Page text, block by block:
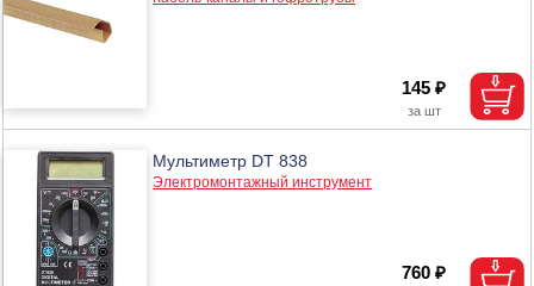
145 ₽
Мультиметр DT 838
Электромонтажный инструмент
760 ₽